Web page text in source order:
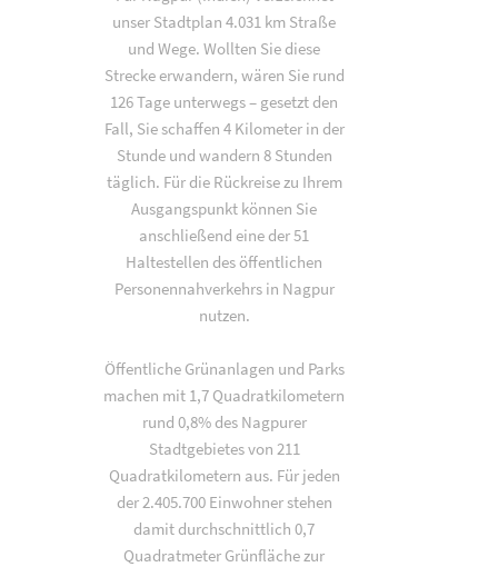
unser Stadtplan 4.031 km Straße
und Wege. Wollten Sie diese
Strecke erwandern, wären Sie rund
126 Tage unterwegs – gesetzt den
Fall, Sie schaffen 4 Kilometer in der
Stunde und wandern 8 Stunden
täglich. Für die Rückreise zu Ihrem
Ausgangspunkt können Sie
anschließend eine der 51
Haltestellen des öffentlichen
Personennahverkehrs in Nagpur
nutzen.
Öffentliche Grünanlagen und Parks
machen mit 1,7 Quadratkilometern
rund 0,8% des Nagpurer
Stadtgebietes von 211
Quadratkilometern aus. Für jeden
der 2.405.700 Einwohner stehen
damit durchschnittlich 0,7
Quadratmeter Grünfläche zur